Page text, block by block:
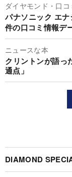
ダイヤモンド・口コ
パナソニック エ
件の口コミ情報デ
ニュースな本
クリントンが語っ
通点」
DIAMOND